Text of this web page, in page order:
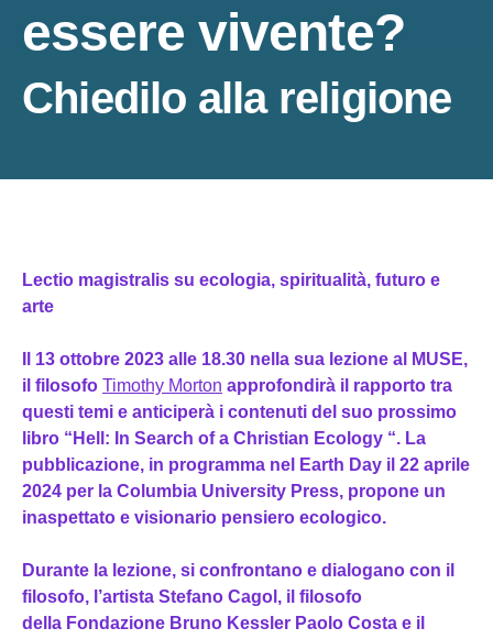
essere vivente?
Chiedilo alla religione
Lectio magistralis su ecologia, spiritualità, futuro e
arte
13 ottobre 2023 alle 18.30 nella sua lezione al MUSE,
il filosofo Timothy Morton approfondirà il rapporto tra
questi temi e anticiperà i contenuti del suo prossimo
libro “Hell: In Search of a Christian Ecology “. La
pubblicazione, in programma nel Earth Day il 22 aprile
2024 per la Columbia University Press, propone un
inaspettato e visionario pensiero ecologico.
Durante la lezione, si confrontano e dialogano con il
filosofo, l’artista Stefano Cagol, il filosofo
della Fondazione Bruno Kessler Paolo Costa e il